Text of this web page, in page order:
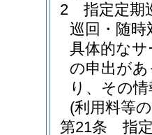
2
指定定期
巡回・随
具体的な
の申出が
り、その
(利用料等
第21条
指